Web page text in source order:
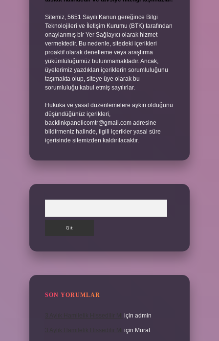
Sitemiz, 5651 Sayılı Kanun gereğince Bilgi
Teknolojileri ve İletişim Kurumu (BTK) tarafından
onaylanmış bir Yer Sağlayıcı olarak hizmet
vermektedir. Bu nedenle, sitedeki içerikleri
proaktif olarak denetleme veya araştırma
yükümlülüğümüz bulunmamaktadır. Ancak,
üyelerimiz yazdıkları içeriklerin sorumluluğunu
taşımakta olup, siteye üye olarak bu
sorumluluğu kabul etmiş sayılırlar.
Hukuka ve yasal düzenlemelere aykırı olduğunu
düşündüğünüz içerikleri,
backlinkpanelicomtr@gmail.com adresine
bildirmeniz halinde, ilgili içerikler yasal süre
içerisinde sitemizden kaldırılacaktır.
SON YORUMLAR
için admin
için Murat